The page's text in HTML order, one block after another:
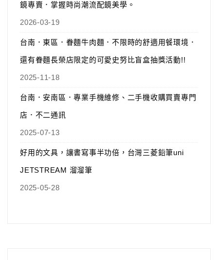
鏡專賣．掌握時尚潮流配鏡美學。
2026-03-19
台南．東區．眷麵牛肉麵．不限時的舒適用餐環境．
還有眷麵長榮店限定的可愛史努比盲盒抽獎活動!!
2025-11-18
台南．安南區．專業手機維修、二手機收購買賣專門
店．不二通訊
2025-07-13
好用的文具，讓書寫事半功倍，台灣三菱鉛筆uni
JETSTREAM 溜溜筆
2025-05-28